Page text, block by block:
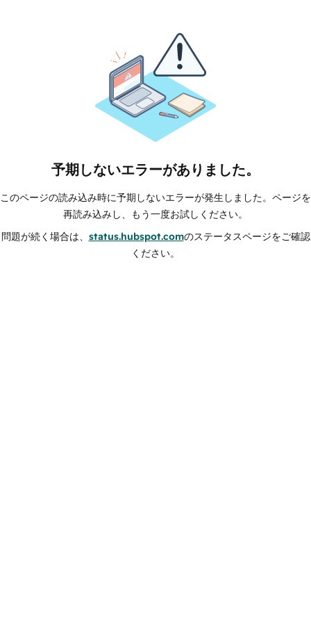
予期しないエラーがありました。
このページの読み込み時に予期しないエラーが発生しました。ページを
再読み込みし、もう一度お試しください。
問題が続く場合は、 status.hubspot.comのステータスページをご確認
ください。